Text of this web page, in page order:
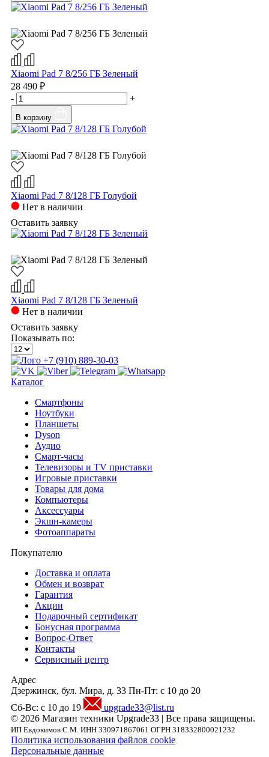
Xiaomi Pad 7 8/256 ГБ Зеленый
28 490 ₽
-
+
В корзину
Xiaomi Pad 7 8/128 ГБ Голубой
Нет в наличии
Оставить заявку
Xiaomi Pad 7 8/128 ГБ Зеленый
Нет в наличии
Оставить заявку
Показывать по:
+7 (910) 889-30-03
Каталог
Смартфоны
Ноутбуки
Планшеты
Dyson
Аудио
Смарт-часы
Телевизоры и TV приставки
Игровые приставки
Товары для дома
Компьютеры
Аксесcуары
Экшн-камеры
Фотоаппараты
Покупателю
Доставка и оплата
Обмен и возврат
Гарантия
Акции
Подарочный сертификат
Бонусная программа
Вопрос-Ответ
Контакты
Сервисный центр
Адрес
Дзержинск, бул. Мира, д. 33 Пн-Пт: с 10 до 20
Сб-Вс: с 10 до 19
upgrade33@list.ru
© 2026 Магазин техники Upgrade33 | Все права защищены.
ИП Евдокимов С.М. ИНН 330971867061 ОГРН 318332800021232
Политика использования файлов cookie
Персональные данные